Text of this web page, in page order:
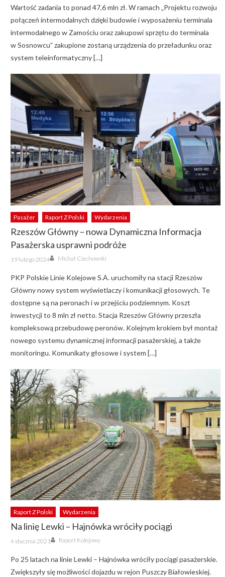
Wartość zadania to ponad 47,6 mln zł. W ramach „Projektu rozwoju
połączeń intermodalnych dzięki budowie i wyposażeniu terminala
intermodalnego w Zamościu oraz zakupowi sprzętu do terminala
w Sosnowcu” zakupione zostaną urządzenia do przeładunku oraz
system teleinformatyczny […]
Pasażer Raport Z Polski Wydarzenia
Rzeszów Główny – nowa Dynamiczna Informacja
Pasażerska usprawni podróże
Posted
on
19 lutego 2024 Author
Michał Ciechowski
PKP Polskie Linie Kolejowe S.A. uruchomiły na stacji Rzeszów
Główny nowy system wyświetlaczy i komunikacji głosowych. Te
dostępne są na peronach i w przejściu podziemnym. Koszt
inwestycji to 8 mln zł netto. Stacja Rzeszów Główny przeszła
kompleksową przebudowę peronów. Kolejnym krokiem był montaż
nowego systemu dynamicznej informacji pasażerskiej, a także
monitoringu. Komunikaty głosowe i system […]
Raport Z Polski Wydarzenia
Na linię Lewki – Hajnówka wróciły pociągi
Posted
on
4 stycznia 2021 Author
Raport Kolejowy
Po 25 latach na linie Lewki – Hajnówka wróciły pociągi pasażerskie.
Zwiększyły się możliwości dojazdu w rejon Puszczy Białowieskiej.